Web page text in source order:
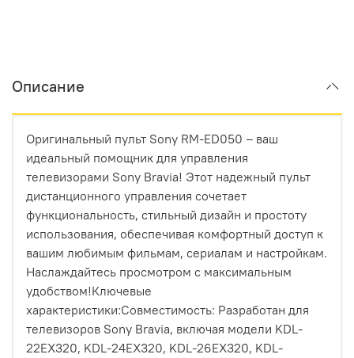
Описание
Оригинальный пульт Sony RM-ED050 – ваш
идеальный помощник для управления
телевизорами Sony Bravia! Этот надежный пульт
дистанционного управления сочетает
функциональность, стильный дизайн и простоту
использования, обеспечивая комфортный доступ к
вашим любимым фильмам, сериалам и настройкам.
Наслаждайтесь просмотром с максимальным
удобством!Ключевые
характеристики:Совместимость: Разработан для
телевизоров Sony Bravia, включая модели KDL-
22EX320, KDL-24EX320, KDL-26EX320, KDL-